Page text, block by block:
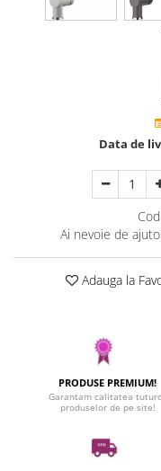
Data de
Ai nevoie de
Adauga la
PRODUSE PREMIUM!
Garantam calitatea
produselor de pe site!